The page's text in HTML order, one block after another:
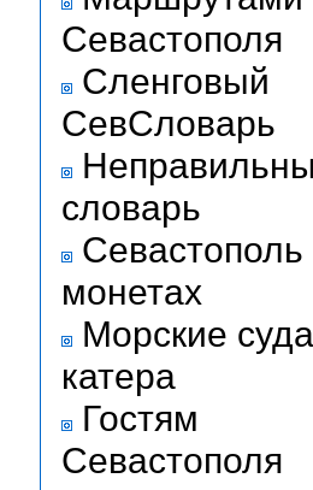
Севастополя
Сленговый
СевСловарь
словарь
Севастополь
монетах
Морские
катера
Гостям
Севастополя